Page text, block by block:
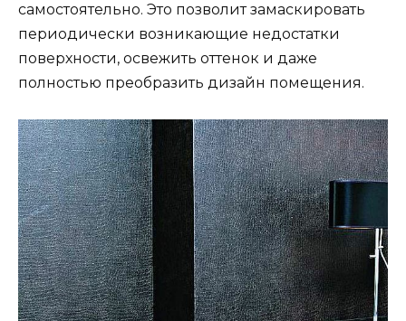
самостоятельно. Это позволит замаскировать
периодически возникающие недостатки
поверхности, освежить оттенок и даже
полностью преобразить дизайн помещения.